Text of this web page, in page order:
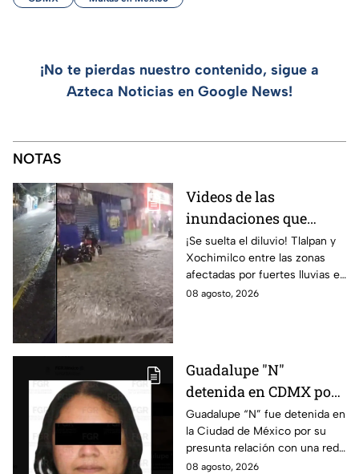
¡No te pierdas nuestro contenido, sigue a
Azteca Noticias en Google News!
NOTAS
Videos de las
inundaciones que
dejaron las lluvias en
Tlalpan y Xochimilco
por lluvias intensas
¡Se suelta el diluvio! Tlalpan y
Xochimilco entre las zonas
afectadas por fuertes lluvias en
CDMX. Conce qué otras
08 agosto, 2026
Guadalupe "N"
detenida en CDMX por
presunta relación con
red de contrabando de
hidrocarburos
Guadalupe “N” fue detenida en
la Ciudad de México por su
presunta relación con una red
de contrabando de
08 agosto, 2026